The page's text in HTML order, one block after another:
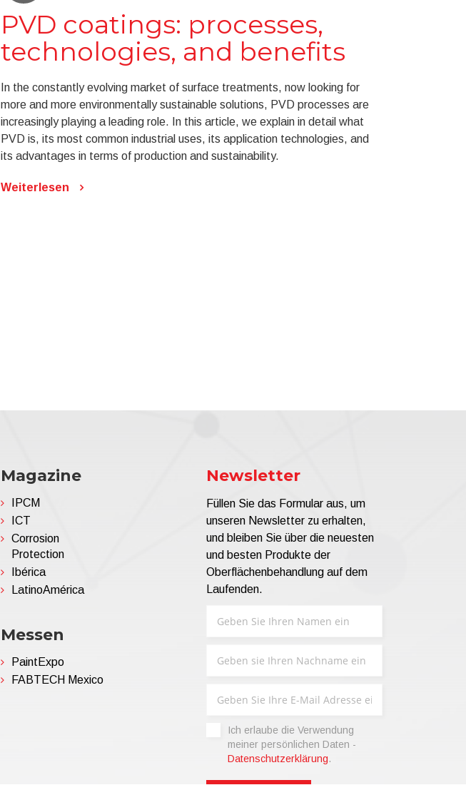
PVD coatings: processes,
technologies, and benefits
In the constantly evolving market of surface treatments, now looking for
more and more environmentally sustainable solutions, PVD processes are
increasingly playing a leading role. In this article, we explain in detail what
PVD is, its most common industrial uses, its application technologies, and
its advantages in terms of production and sustainability.
Weiterlesen
Magazine
IPCM
ICT
Corrosion
Protection
Ibérica
LatinoAmérica
Messen
PaintExpo
FABTECH Mexico
Newsletter
Füllen Sie das Formular aus, um
unseren Newsletter zu erhalten,
und bleiben Sie über die neuesten
und besten Produkte der
Oberflächenbehandlung auf dem
Laufenden.
Ich erlaube die Verwendung
meiner persönlichen Daten -
Datenschutzerklärung.